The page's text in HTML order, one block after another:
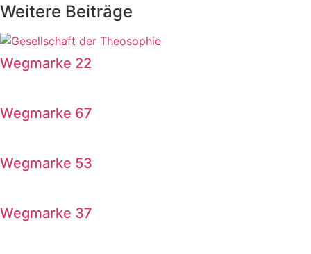
Weitere Beiträge
Wegmarke 22
Wegmarke 67
Wegmarke 53
Wegmarke 37